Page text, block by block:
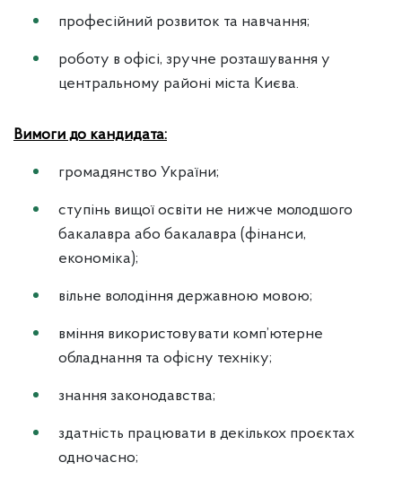
професійний розвиток та навчання;
роботу в офісі, зручне розташування у
центральному районі міста Києва.
Вимоги до кандидата:
громадянство України;
ступінь вищої освіти не нижче молодшого
бакалавра або бакалавра (фінанси,
економіка);
вільне володіння державною мовою;
вміння використовувати комп’ютерне
обладнання та офісну техніку;
знання законодавства;
здатність працювати в декількох проєктах
одночасно;